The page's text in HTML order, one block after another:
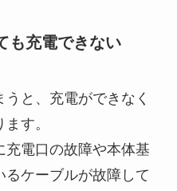
も充電できない
と、充電ができなく
す。
充電口の故障や本体基
ケーブルが故障して